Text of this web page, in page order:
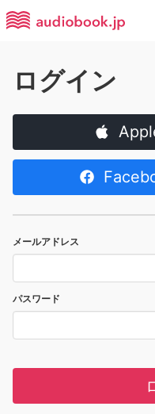
ログイン
メールアドレス
パスワード